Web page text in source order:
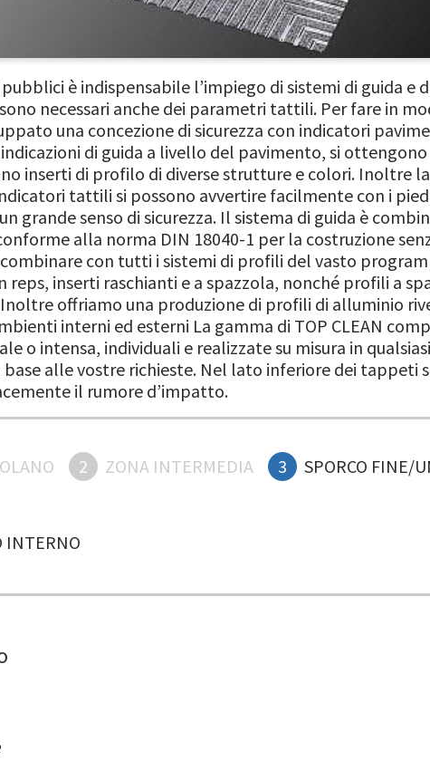
è indispensabile l’impiego di sistemi di guida e
necessari anche dei parametri tattili. Per fare in
una concezione di sicurezza con indicatori
di guida a livello del pavimento, si
inserti di profilo di diverse strutture e colori. Inoltre
tattili si possono avvertire facilmente con i
grande senso di sicurezza. Il sistema di guida è
alla norma DIN 18040-1 per la costruzione
con tutti i sistemi di profili del vasto
inserti raschianti e a spazzola, nonché profili a
offriamo una produzione di profili di alluminio
interni ed esterni La gamma di TOP CLEAN
o intensa, individuali e realizzate su misura in
alle vostre richieste. Nel lato inferiore dei tappeti
il rumore d’impatto.
2 ZONA INTERMEDIA 3 SPORCO FINE/
INTERNO